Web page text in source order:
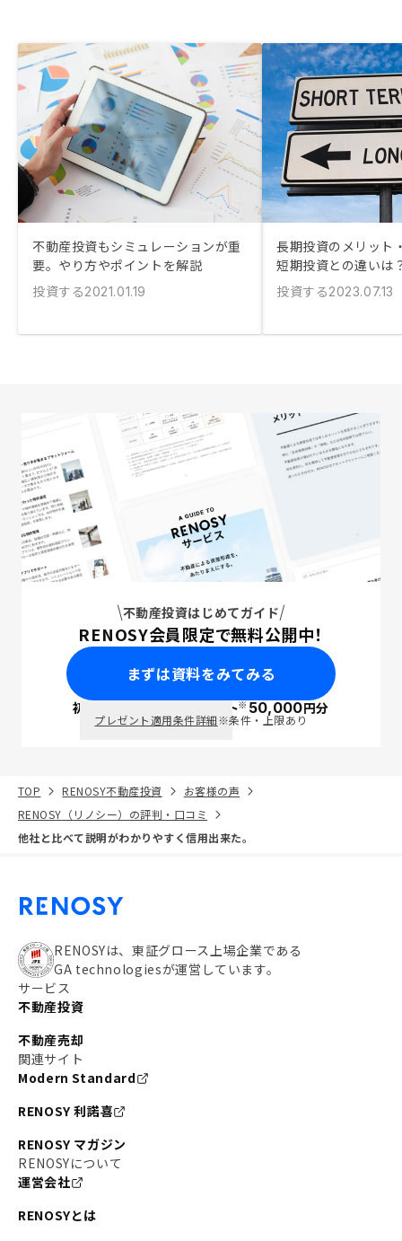
不動産投資もシミュレーションが重
要。やり方やポイントを解説
投資する2021.01.19
長期投資のメリット
短期投資との違いは
投資する2023.07.13
不動産投資はじめてガイド
RENOSY会員限定で無料公開中！
まずは資料をみてみる
初回面談で ポイント※50,000円分
プレゼント適用条件詳細※条件・上限あり
TOP RENOSY不動産投資
お客様の声
RENOSY（リノシー）の評判・口コミ
他社と比べて説明がわかりやすく信用出来た。
RENOSYは、東証グロース上場企業である
GA technologiesが運営しています。
サービス
不動産投資
不動産売却
関連サイト
Modern Standard
RENOSY 利諾喜
RENOSY マガジン
RENOSYについて
運営会社
RENOSYとは